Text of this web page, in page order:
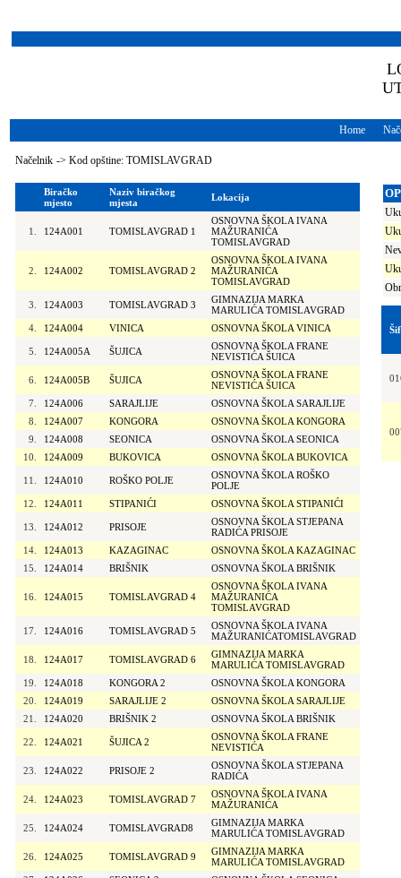
Home
Načelnik -> Kod opštine: TOMISLAVGRAD
Biračko
mjesto
Naziv biračkog
mjesta
Lokacija
1. 124A001 TOMISLAVGRAD 1
OSNOVNA ŠKOLA IVANA
MAŽURANIĆA
TOMISLAVGRAD
2. 124A002 TOMISLAVGRAD 2
OSNOVNA ŠKOLA IVANA
MAŽURANIĆA
TOMISLAVGRAD
3. 124A003 TOMISLAVGRAD 3
GIMNAZIJA MARKA
MARULIĆA TOMISLAVGRAD
4.
124A004 VINICA OSNOVNA ŠKOLA VINICA
5. 124A005A ŠUJICA
OSNOVNA ŠKOLA FRANE
NEVISTIĆA ŠUICA
6. 124A005B ŠUJICA
OSNOVNA ŠKOLA FRANE
NEVISTIĆA ŠUICA
7.
124A006 SARAJLIJE
OSNOVNA ŠKOLA SARAJLIJE
8.
124A007 KONGORA
OSNOVNA ŠKOLA KONGORA
9.
124A008 SEONICA
OSNOVNA ŠKOLA SEONICA
10.
124A009 BUKOVICA OSNOVNA ŠKOLA BUKOVICA
11. 124A010 ROŠKO POLJE
OSNOVNA ŠKOLA ROŠKO
POLJE
12.
124A011 STIPANIĆI OSNOVNA ŠKOLA STIPANIĆI
13. 124A012 PRISOJE
OSNOVNA ŠKOLA STJEPANA
RADIĆA PRISOJE
14.
124A013 KAZAGINAC
OSNOVNA ŠKOLA KAZAGINAC
15.
124A014 BRIŠNIK OSNOVNA ŠKOLA BRIŠNIK
16. 124A015 TOMISLAVGRAD 4
OSNOVNA ŠKOLA IVANA
MAŽURANIĆA
TOMISLAVGRAD
17. 124A016 TOMISLAVGRAD 5
OSNOVNA ŠKOLA IVANA
MAŽURANIĆATOMISLAVGRAD
18. 124A017 TOMISLAVGRAD 6
GIMNAZIJA MARKA
MARULIĆA TOMISLAVGRAD
19.
124A018 KONGORA 2
OSNOVNA ŠKOLA KONGORA
20.
124A019 SARAJLIJE 2
OSNOVNA ŠKOLA SARAJLIJE
21.
124A020 BRIŠNIK 2 OSNOVNA ŠKOLA BRIŠNIK
22. 124A021 ŠUJICA 2
OSNOVNA ŠKOLA FRANE
NEVISTIĆA
23. 124A022 PRISOJE 2
OSNOVNA ŠKOLA STJEPANA
RADIĆA
24. 124A023 TOMISLAVGRAD 7
OSNOVNA ŠKOLA IVANA
MAŽURANIĆA
25. 124A024 TOMISLAVGRAD8
GIMNAZIJA MARKA
MARULIĆA TOMISLAVGRAD
26. 124A025 TOMISLAVGRAD 9
GIMNAZIJA MARKA
MARULIĆA TOMISLAVGRAD